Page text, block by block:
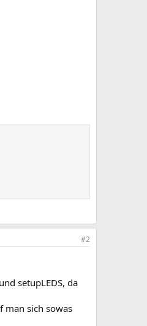
#2
setupLEDS, da
man sich sowas